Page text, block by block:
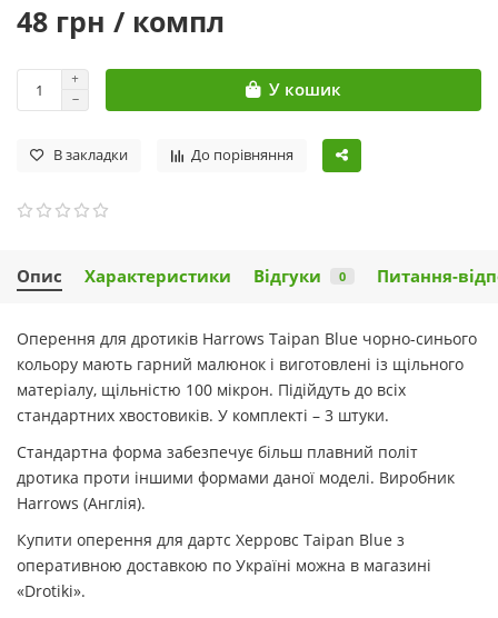
48 грн / компл
У кошик
В закладки До порівняння
Опис Характеристики Відгуки 0 Питання-
Оперення для дротиків Harrows Taipan Blue чорно-синього
кольору мають гарний малюнок і виготовлені із щільного
матеріалу, щільністю 100 мікрон. Підійдуть до всіх
стандартних хвостовиків. У комплекті – 3 штуки.
Стандартна форма забезпечує більш плавний політ
дротика проти іншими формами даної моделі. Виробник
Harrows (Англія).
Купити оперення для дартс Херровс Taipan Blue з
оперативною доставкою по Україні можна в магазині
«Drotiki».